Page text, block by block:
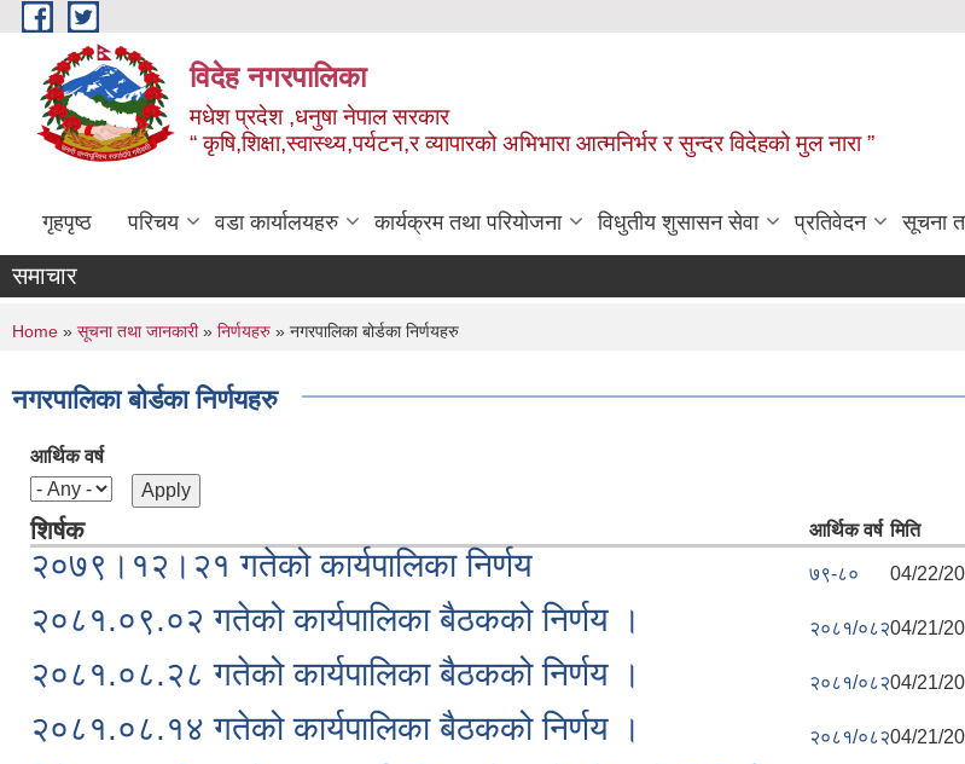
Skip to main content
विदेह नगरपालिका
मधेश प्रदेश ,धनुषा नेपाल सरकार
“ कृषि,शिक्षा,स्वास्थ्य,पर्यटन,र व्यापारको अभिभारा आत्मनिर्भर र सुन्दर विदेहको मुल नारा ”
गृहपृष्ठ परिचय वडा कार्यालयहरु कार्यक्रम तथा परियोजना विधुतीय शुसासन सेवा प्रतिवेदन सूचना
समाचार
You are here
Home » सूचना तथा जानकारी» निर्णयहरु » नगरपालिका बोर्डका निर्णयहरु
नगरपालिका बोर्डका निर्णयहरु
आर्थिक वर्ष
शिर्षक आर्थिक वर्ष मिति
२०७९।१२।२१ गतेको कार्यपालिका निर्णय ७९-८० 04/22/
२०८१.०९.०२ गतेको कार्यपालिका बैठकको निर्णय । २०८१/०८२04/21/
२०८१.०८.२८ गतेको कार्यपालिका बैठकको निर्णय । २०८१/०८२04/21/
२०८१.०८.१४ गतेको कार्यपालिका बैठकको निर्णय । २०८१/०८२04/21/